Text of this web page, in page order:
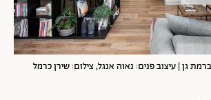
גן | עיצוב פנים: נאוה אנגל, צילום: שירן כרמל